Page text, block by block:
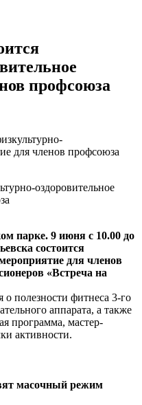
профсоюза
для членов профсоюза
оздоровительное
парке. 9 июня с 10.00 до
состоится
для членов
«Встреча на
полезности фитнеса 3-го
аппарата, а также
программа, мастер-
активности.
масочный режим